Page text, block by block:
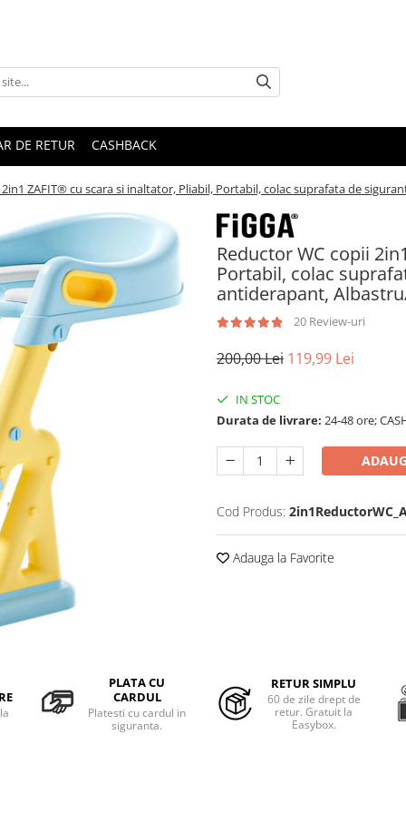
DE RETUR CASHBACK
ZAFIT® cu scara si inaltator, Pliabil, Portabil, colac suprafata de
Reductor WC copii
Portabil, colac
antiderapant,
20 Review-uri
200,00 Lei 119,99 Lei
IN STOC
Durata de livrare: 24-48 ore;
Cod Produs:
Adauga la Favorite
PLATA CU
CARDUL
Platesti cu cardul in
siguranta.
RETUR SIMPLU
60 de zile drept de
retur. Gratuit la
Easybox.